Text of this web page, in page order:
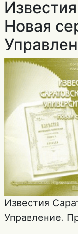
Новая
Известия
Управление.